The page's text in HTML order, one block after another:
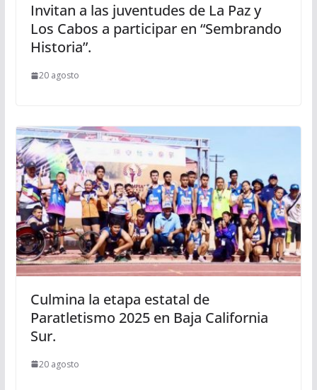
Invitan a las juventudes de La Paz y
Los Cabos a participar en “Sembrando
Historia”.
20 agosto
Culmina la etapa estatal de
Paratletismo 2025 en Baja California
Sur.
20 agosto